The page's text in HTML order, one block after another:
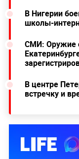
В Нигерии
школы-
СМИ: Оружие
В центре
встречку и